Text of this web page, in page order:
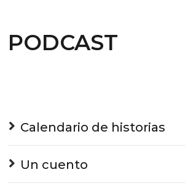
PODCAST
Calendario de historias
Un cuento